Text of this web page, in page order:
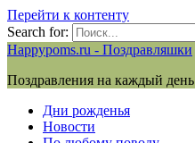
Перейти к контенту
Search for:
Happypoms.ru - Поздравляшки
Поздравления на каждый день
Дни рожденья
Новости